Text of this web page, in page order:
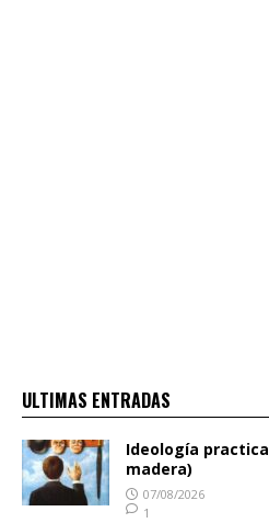
ULTIMAS ENTRADAS
Ideología
madera)
07/08/2026
1